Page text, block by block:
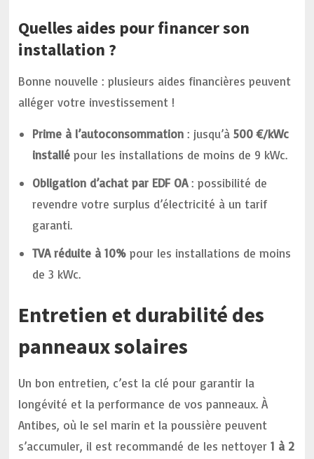
Quelles aides pour financer son
installation ?
Bonne nouvelle : plusieurs aides financières peuvent
alléger votre investissement !
Prime à l’autoconsommation : jusqu’à500 €/kWc
installé pour les installations de moins de 9 kWc.
Obligation d’achat par EDF OA: possibilité de
revendre votre surplus d’électricité à un tarif
garanti.
TVA réduite à 10% pour les installations de moins
de 3 kWc.
Entretien et durabilité des
panneaux solaires
Un bon entretien, c’est la clé pour garantir la
longévité et la performance de vos panneaux. À
Antibes, où le sel marin et la poussière peuvent
s’accumuler, il est recommandé de les nettoyer1 à 2